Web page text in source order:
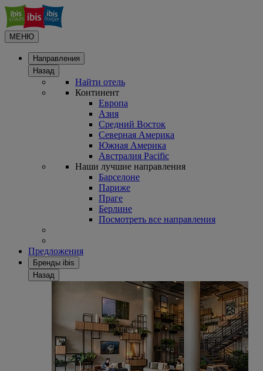
МЕНЮ
Направления
Назад
Найти отель
Континент
Европа
Азия
Средний Восток
Северная Америка
Южная Америка
Австралия Pacific
Наши лучшие направления
Барселоне
Париже
Праге
Берлине
Посмотреть все направления
Предложения
Бренды ibis
Назад